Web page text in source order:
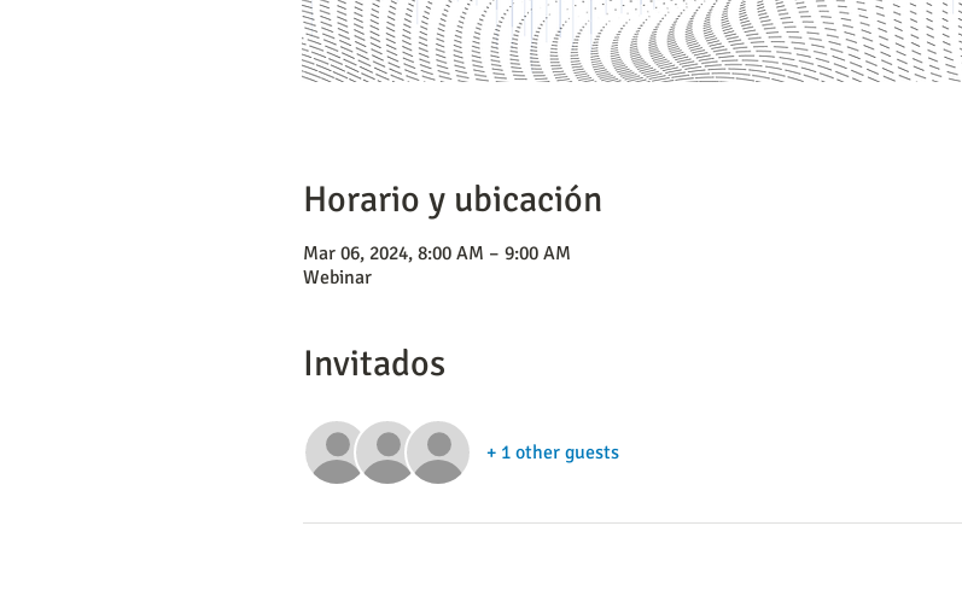
Horario y ubicación
Mar 06, 2024, 8:00 AM – 9:00 AM
Webinar
Invitados
+ 1 other guests